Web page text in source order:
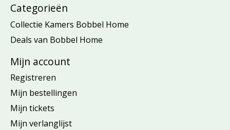
Categorieën
Collectie Kamers Bobbel Home
Deals van Bobbel Home
Mijn account
Registreren
Mijn bestellingen
Mijn tickets
Mijn verlanglijst